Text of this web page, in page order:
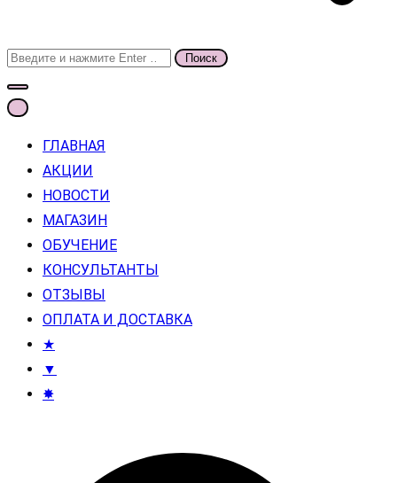
Поиск
для:
ГЛАВНАЯ
АКЦИИ
НОВОСТИ
МАГАЗИН
ОБУЧЕНИЕ
КОНСУЛЬТАНТЫ
ОТЗЫВЫ
ОПЛАТА И ДОСТАВКА
★
▼
✸